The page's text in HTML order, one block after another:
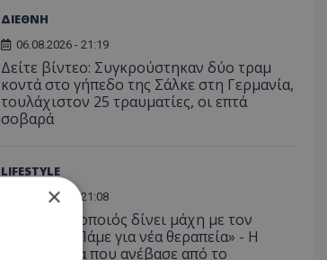
ΔΙΕΘΝΗ
06.08.2026 - 21:19
Δείτε βίντεο: Συγκρούστηκαν δύο τραμ
κοντά στο γήπεδο της Σάλκε στη Γερμανία,
τουλάχιστον 25 τραυματίες, οι επτά
σοβαρά
LIFESTYLE
06.08.2026 - 21:08
Έλληνας ηθοποιός δίνει μάχη με τον
καρκίνο - «Πάμε για νέα θεραπεία» - Η
φωτογραφία που ανέβασε από το
×